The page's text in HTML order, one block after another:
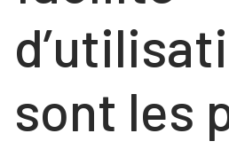
sont les